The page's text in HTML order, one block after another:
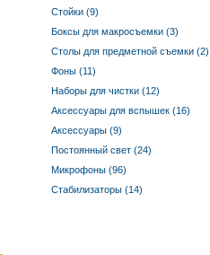
Стойки (9)
Боксы для макросъемки (3)
Столы для предметной съемки (2)
Фоны (11)
Наборы для чистки (12)
Аксессуары для вспышек (16)
Аксессуары (9)
Постоянный свет (24)
Микрофоны (96)
Стабилизаторы (14)